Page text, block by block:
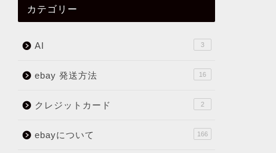
カテゴリー
AI 3
ebay 発送方法 16
クレジットカード 2
ebayについて 166